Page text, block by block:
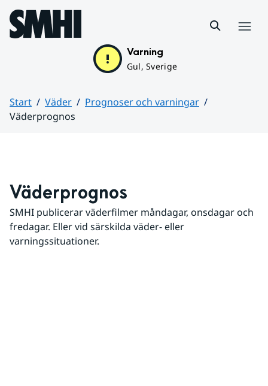
Hoppa till sidans innehåll
Varning
Gul, Sverige
Start Väder
Prognoser och varningar
Väderprognos
Väderprognos
SMHI publicerar väderfilmer måndagar, onsdagar och
fredagar. Eller vid särskilda väder- eller
varningssituationer.